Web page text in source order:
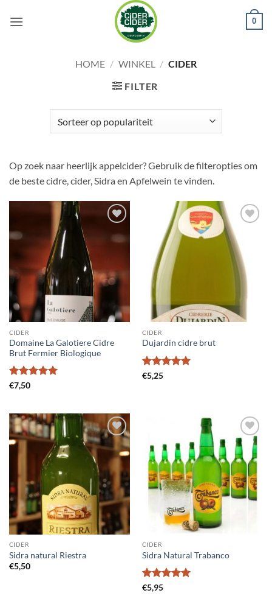
naar
0
HOME / WINKEL / CIDER
FILTER
Op zoek naar heerlijk appelcider? Gebruik de filteropties om
de beste cidre, cider, Sidra en Apfelwein te vinden.
CIDER
Domaine La Galotiere Cidre
Brut Fermier Biologique
Gewaardeerd
€7,50
Voeg toe
aan
wensenlijst
CIDER
Dujardin cidre brut
Gewaardeerd
€5,25
Voeg toe
aan
wensenlijst
CIDER
Sidra natural Riestra
€5,50
Voeg toe
aan
wensenlijst
CIDER
Sidra Natural Trabanco
Gewaardeerd
€5,95